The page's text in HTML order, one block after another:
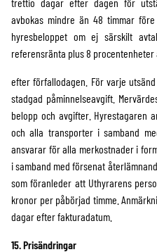
avbokas mindre än 48 timmar
hyresbeloppet om ej särskilt
referensränta plus 8
efter förfallodagen. För varje
stadgad påminnelseavgift.
belopp och avgifter. Hyrestagaren
och alla transporter i samband
ansvarar för alla merkostnader i
i samband med försenat
som föranleder att Uthyrarens
kronor per påbörjad timme.
dagar efter fakturadatum.
15. Prisändringar